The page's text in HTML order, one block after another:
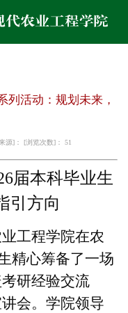
列活动：规划未来，
源]： [浏览次数]： 51
届本科毕业生
引方向
工程学院在农
精心筹备了一场
研经验交流
会。学院领导